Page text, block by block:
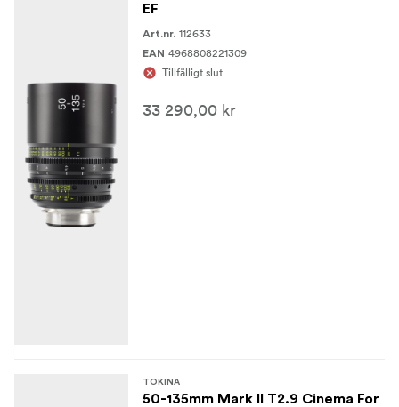
EF
Art.nr. 112633
EAN 4968808221309
Tillfälligt slut
33 290,00 kr
TOKINA
50-135mm Mark II T2.9 Cinema For